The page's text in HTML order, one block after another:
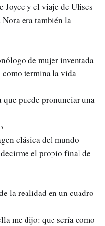
Joyce y el viaje de Ulises
era también la
de mujer inventada
como termina la vida
que puede pronunciar una
clásica del mundo
el propio final de
la realidad en un cuadro
me dijo: que sería como